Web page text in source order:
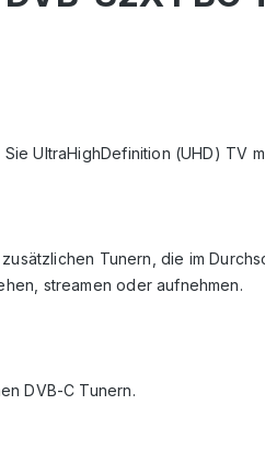
UltraHighDefinition (UHD) TV
Tunern, die im
streamen oder aufnehmen.
DVB-C Tunern.